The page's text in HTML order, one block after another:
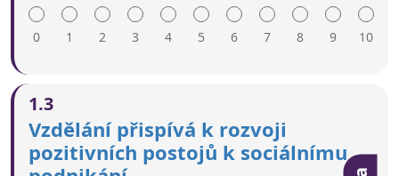
0 1 2 3 4 5 6 7 8 9 10
viditelnosti sociálního podnikání ani o podnícení
zájmu o sociální podniky.
1.3
Vzdělání přispívá k rozvoji
pozitivních postojů k sociálnímu